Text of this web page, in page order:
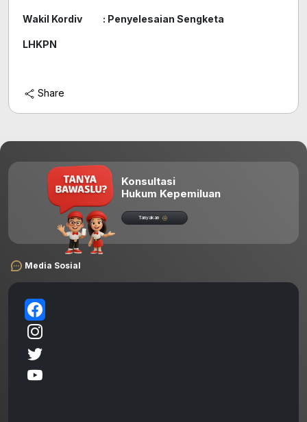
Wakil Kordiv : Penyelesaian Sengketa
LHKPN
Share
Media Sosial
Konsultasi
Hukum Kepemiluan
Tanyakan